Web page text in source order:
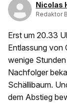
Nicolas
Redaktor
Erst um 20.33
Entlassung von
wenige
Nachfolger
Schällibaum.
dem Abstieg